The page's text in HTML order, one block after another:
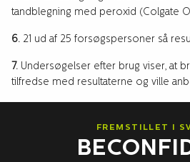
tandblegning med peroxid (Colgate
6. 21 ud af 25 forsøgspersoner så
7. Undersøgelser efter brug viser, at
tilfredse med resultaterne og ville
FREMSTILLET I